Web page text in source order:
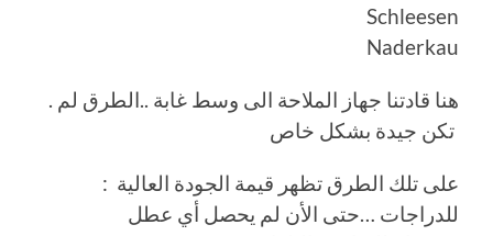
Schleesen
Naderkau
. هنا قادتنا جهاز الملاحة الى وسط غابة ..الطرق لم
تكن جيدة بشكل خاص
: على تلك الطرق تظهر قيمة الجودة العالية
للدراجات …حتى الأن لم يحصل أي عطل